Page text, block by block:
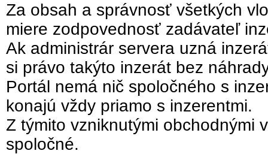
Za obsah a správnosť všetkých
miere zodpovednosť zadávateľ
Ak administrár servera uzná
si právo takýto inzerát bez
Portál nemá nič spoločného s
konajú vždy priamo s inzerentmi.
Z týmito vzniknutými obchodnými
spoločné.